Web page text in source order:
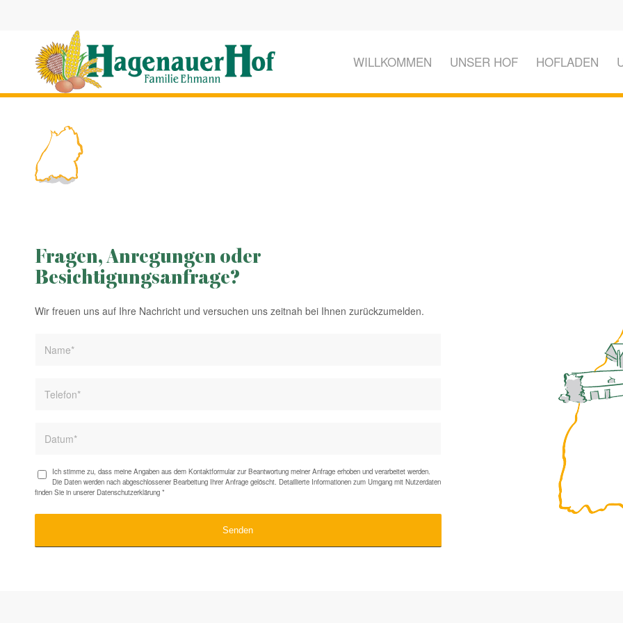
WILLKOMMEN UNSER HOF HOFLADEN
Fragen, Anregungen oder
Besichtigungsanfrage?
Wir freuen uns auf Ihre Nachricht und versuchen uns zeitnah bei Ihnen zurückzumelden.
Ich stimme zu, dass meine Angaben aus dem Kontaktformular zur Beantwortung meiner Anfrage erhoben und verarbeitet werden.
Die Daten werden nach abgeschlossener Bearbeitung Ihrer Anfrage gelöscht. Detaillierte Informationen zum Umgang mit Nutzerdaten
finden Sie in unserer Datenschutzerklärung *